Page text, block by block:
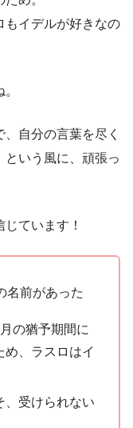
もイデルが好きなの
自分の言葉を尽く
という風に、頑張っ
ています！
名前があった
の猶予期間に
め、ラスロはイ
、受けられない